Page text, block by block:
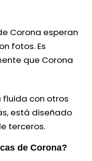
Corona esperan
fotos. Es
que Corona
con otros
está diseñado
terceros.
de Corona?